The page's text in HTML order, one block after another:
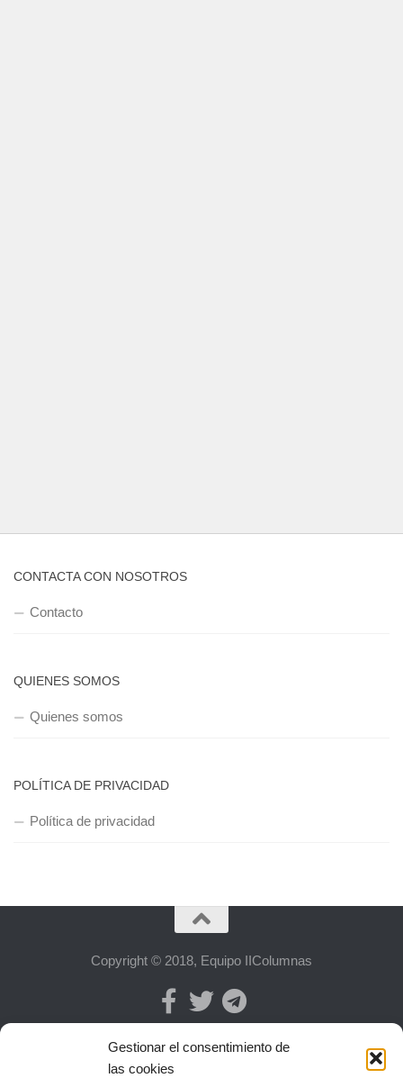
Gestionar el consentimiento de
las cookies
CONTACTA CON NOSOTROS
Contacto
QUIENES SOMOS
Quienes somos
POLÍTICA DE PRIVACIDAD
Política de privacidad
Copyright © 2018, Equipo IIColumnas